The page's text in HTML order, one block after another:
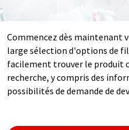
Commencez dès maintenant
large sélection d'options de
facilement trouver le produit
recherche, y compris des
possibilités de demande de